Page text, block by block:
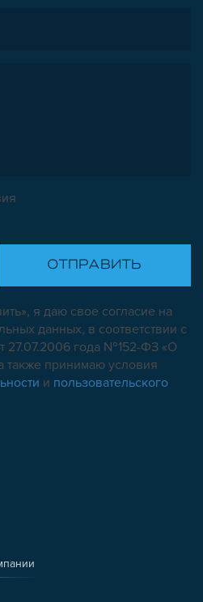
я даю свое согласие на
данных, в соответствии с
27.07.2006 года №152-ФЗ «О
также принимаю условия
и пользовательского